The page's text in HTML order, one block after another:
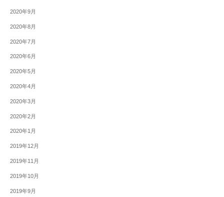
2020年9月
2020年8月
2020年7月
2020年6月
2020年5月
2020年4月
2020年3月
2020年2月
2020年1月
2019年12月
2019年11月
2019年10月
2019年9月